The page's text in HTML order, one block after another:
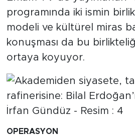
programında iki ismin
modeli ve kültürel miras
konuşması da bu
ortaya koyuyor.
OPERASYON